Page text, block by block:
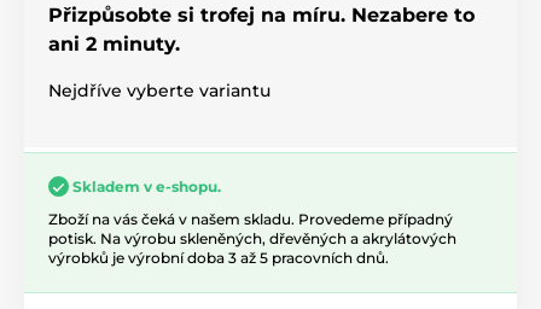
Přizpůsobte si trofej na míru. Nezabere to
ani 2 minuty.
Nejdříve vyberte variantu
Skladem v e-shopu.
Zboží na vás čeká v našem skladu. Provedeme případný
potisk. Na výrobu skleněných, dřevěných a akrylátových
výrobků je výrobní doba 3 až 5 pracovních dnů.